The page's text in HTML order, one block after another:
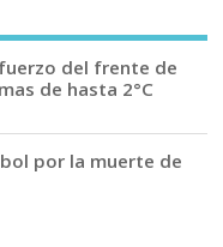
del frente de
de hasta 2°C
por la muerte de